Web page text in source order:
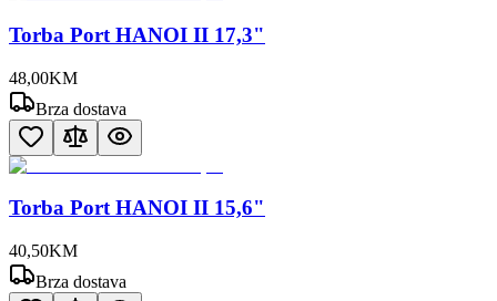
Torba Port HANOI II 17,3"
48,00KM
Brza dostava
Torba Port HANOI II 15,6"
40,50KM
Brza dostava